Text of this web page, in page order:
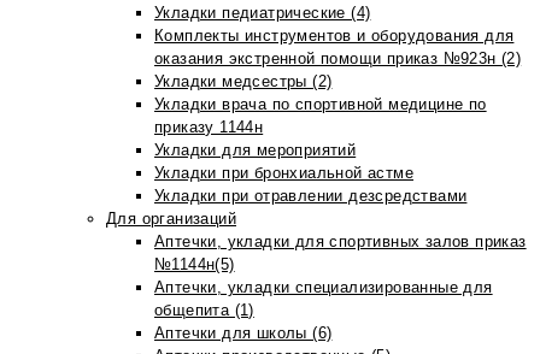
Укладки педиатрические (4)
Комплекты инструментов и оборудования для
оказания экстренной помощи приказ №923н (2)
Укладки медсестры (2)
Укладки врача по спортивной медицине по
приказу 1144н
Укладки для мероприятий
Укладки при бронхиальной астме
Укладки при отравлении дезсредствами
Для организаций
Аптечки, укладки для спортивных залов приказ
№1144н(5)
Аптечки, укладки специализированные для
общепита (1)
Аптечки для школы (6)